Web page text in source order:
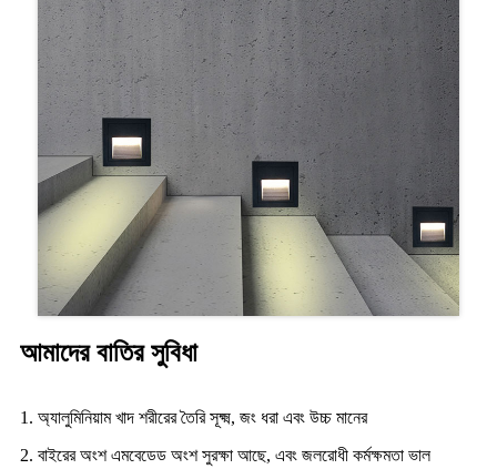
আমাদের বাতির সুবিধা
1. অ্যালুমিনিয়াম খাদ শরীরের তৈরি সূক্ষ্ম, জং ধরা এবং উচ্চ মানের
2. বাইরের অংশ এমবেডেড অংশ সুরক্ষা আছে, এবং জলরোধী কর্মক্ষমতা ভাল